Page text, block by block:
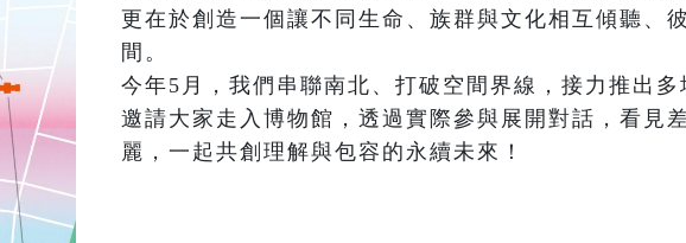
更在於創造一個讓不同生命、族群與文化相互傾聽、
間。
今年5月，我們串聯南北、打破空間界線，接力推出多
邀請大家走入博物館，透過實際參與展開對話，看見
麗，一起共創理解與包容的永續未來！